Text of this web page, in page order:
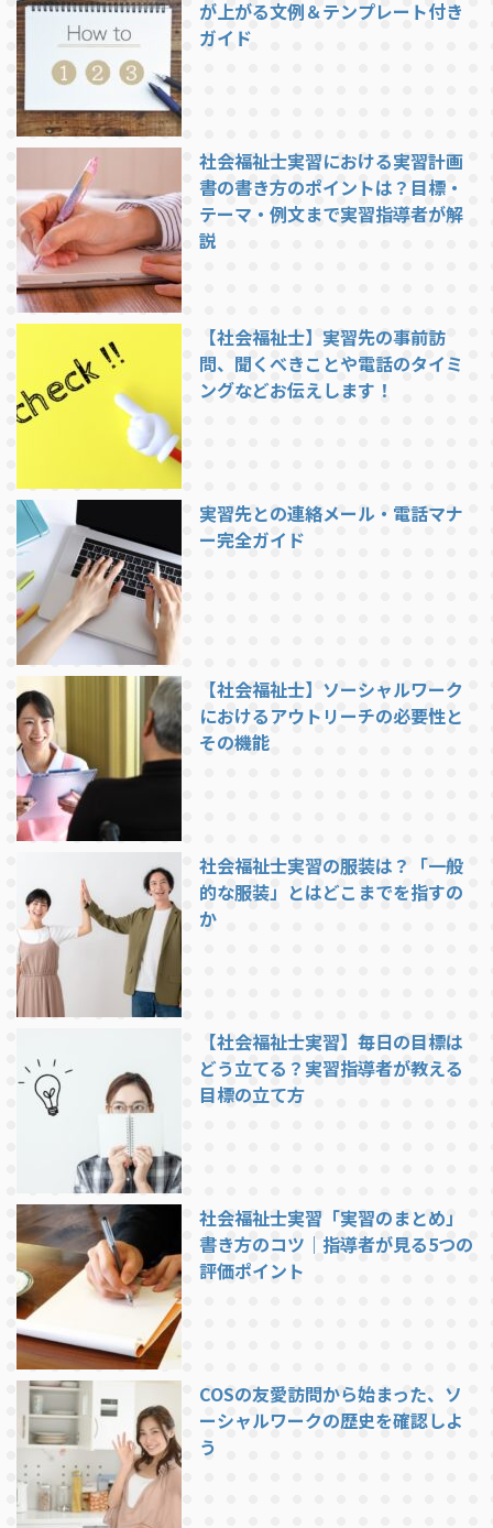
が上がる文例＆テンプレート付き
ガイド
社会福祉士実習における実習計画
書の書き方のポイントは？目標・
テーマ・例文まで実習指導者が解
説
【社会福祉士】実習先の事前訪
問、聞くべきことや電話のタイミ
ングなどお伝えします！
実習先との連絡メール・電話マナ
ー完全ガイド
【社会福祉士】ソーシャルワーク
におけるアウトリーチの必要性と
その機能
社会福祉士実習の服装は？「一般
的な服装」とはどこまでを指すの
か
【社会福祉士実習】毎日の目標は
どう立てる？実習指導者が教える
目標の立て方
社会福祉士実習「実習のまとめ」
書き方のコツ｜指導者が見る5つの
評価ポイント
COSの友愛訪問から始まった、ソ
ーシャルワークの歴史を確認しよ
う